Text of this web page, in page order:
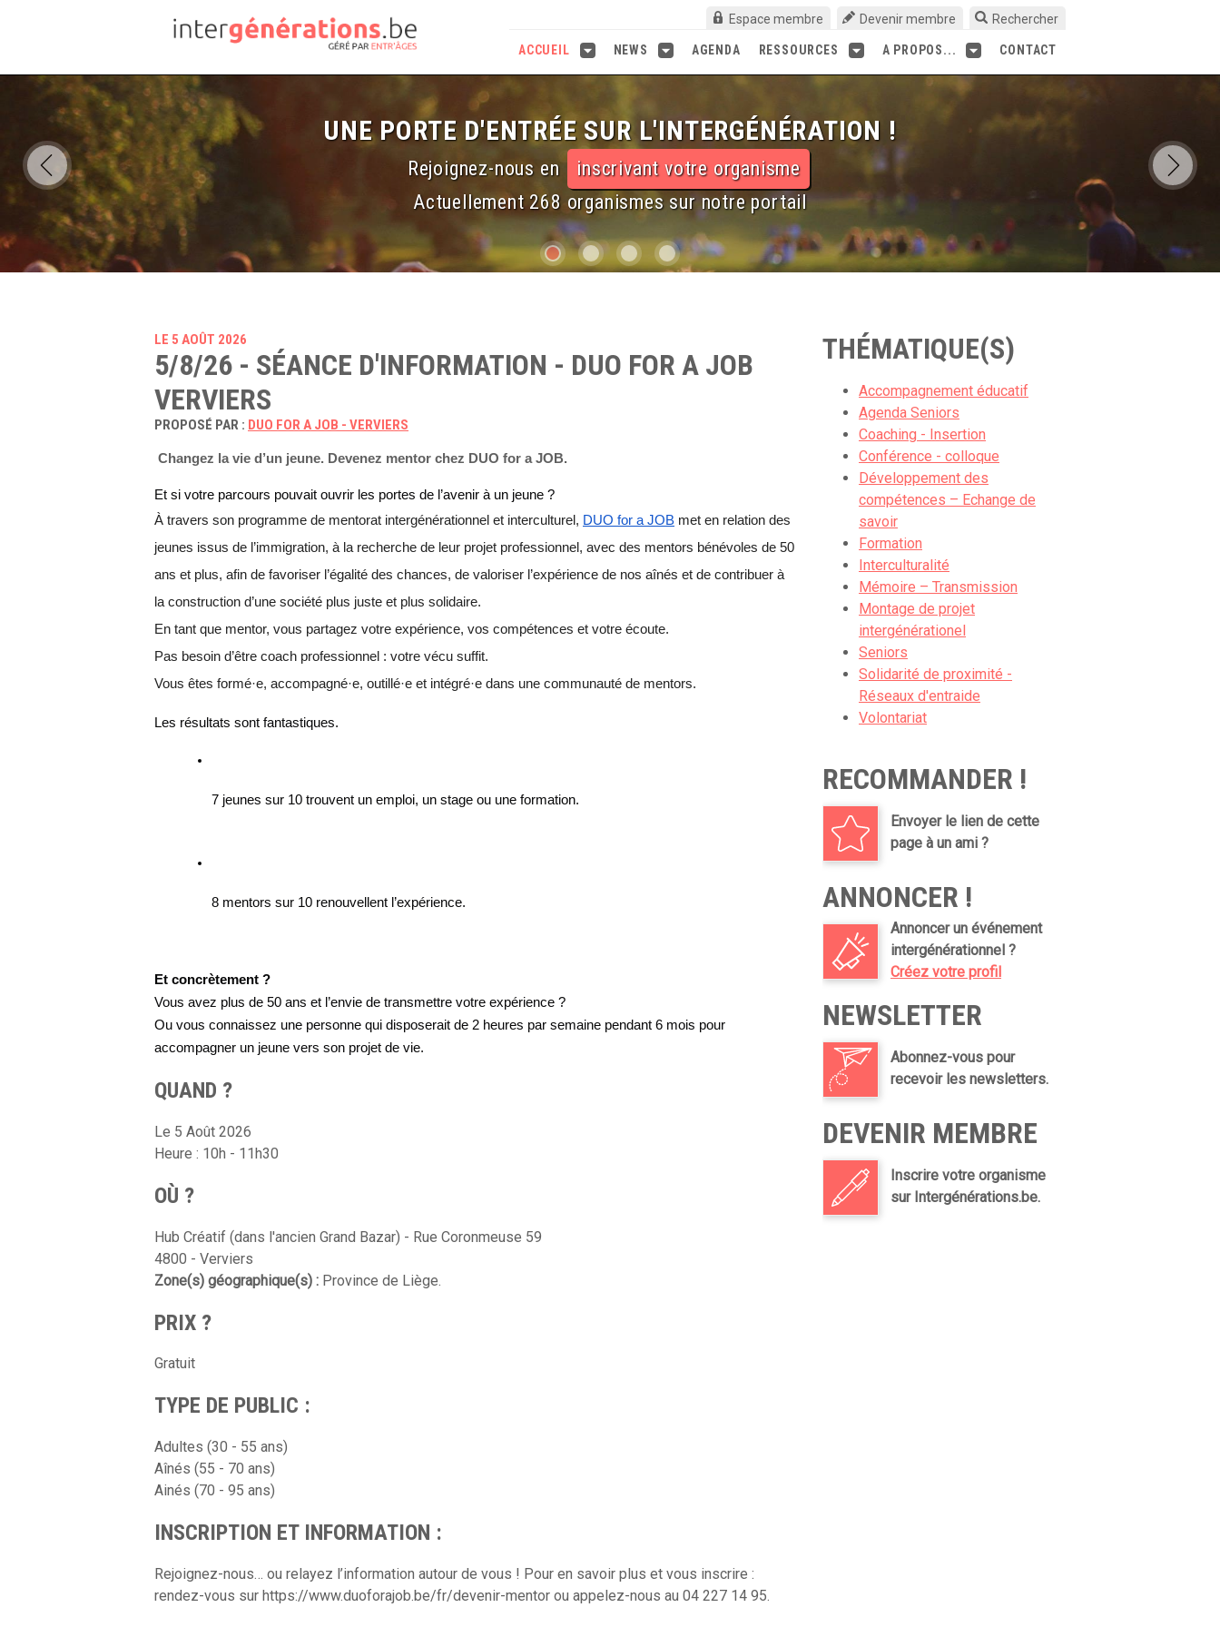
Espace membre Devenir membre Rechercher
CONTACT
A PROPOS...
RESSOURCES
AGENDA
NEWS
ACCUEIL
UNE PORTE D'ENTRÉE SUR L'INTERGÉNÉRATION !
Rejoignez-nous en inscrivant votre organisme
Actuellement 268 organismes sur notre portail
LE 5 AOÛT 2026
5/8/26 - SÉANCE D'INFORMATION - DUO FOR A JOB
VERVIERS
PROPOSÉ PAR : DUO FOR A JOB - VERVIERS
Changez la vie d’un jeune. Devenez mentor chez DUO for a JOB.
Et si votre parcours pouvait ouvrir les portes de l’avenir à un jeune ?
À travers son programme de mentorat intergénérationnel et interculturel, DUO for a JOB met en relation des
jeunes issus de l’immigration, à la recherche de leur projet professionnel, avec des mentors bénévoles de 50
ans et plus, afin de favoriser l’égalité des chances, de valoriser l’expérience de nos aînés et de contribuer à
la construction d’une société plus juste et plus solidaire.
En tant que mentor, vous partagez votre expérience, vos compétences et votre écoute.
Pas besoin d’être coach professionnel : votre vécu suffit.
Vous êtes formé·e, accompagné·e, outillé·e et intégré·e dans une communauté de mentors.
Les résultats sont fantastiques.
7 jeunes sur 10 trouvent un emploi, un stage ou une formation.
8 mentors sur 10 renouvellent l’expérience.
Et concrètement ?
Vous avez plus de 50 ans et l’envie de transmettre votre expérience ?
Ou vous connaissez une personne qui disposerait de 2 heures par semaine pendant 6 mois pour
accompagner un jeune vers son projet de vie.
QUAND ?
Le 5 Août 2026
Heure : 10h - 11h30
OÙ ?
Hub Créatif (dans l'ancien Grand Bazar) - Rue Coronmeuse 59
4800 - Verviers
Zone(s) géographique(s) : Province de Liège.
PRIX ?
Gratuit
TYPE DE PUBLIC :
Adultes (30 - 55 ans)
Aînés (55 - 70 ans)
Ainés (70 - 95 ans)
INSCRIPTION ET INFORMATION :
Rejoignez-nous… ou relayez l’information autour de vous ! Pour en savoir plus et vous inscrire :
rendez-vous sur https://www.duoforajob.be/fr/devenir-mentor ou appelez-nous au 04 227 14 95.
THÉMATIQUE(S)
Accompagnement éducatif
Agenda Seniors
Coaching - Insertion
Conférence - colloque
Développement des
compétences – Echange de
savoir
Formation
Interculturalité
Mémoire – Transmission
Montage de projet
intergénérationel
Seniors
Solidarité de proximité -
Réseaux d'entraide
Volontariat
RECOMMANDER !
Envoyer le lien de cette
page à un ami ?
ANNONCER !
Annoncer un événement
intergénérationnel ?
Créez votre profil
NEWSLETTER
Abonnez-vous pour
recevoir les newsletters.
DEVENIR MEMBRE
Inscrire votre organisme
sur Intergénérations.be.